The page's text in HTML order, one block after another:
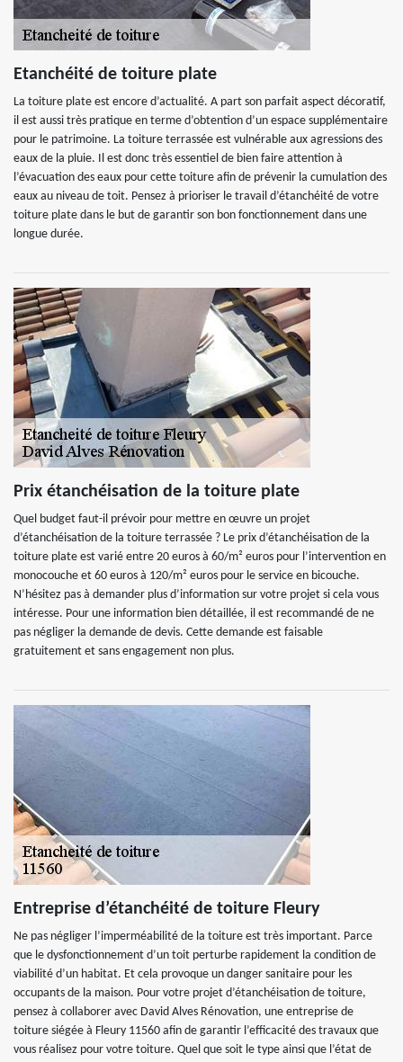
Etanchéité de toiture plate
La toiture plate est encore d’actualité. A part son parfait aspect décoratif,
il est aussi très pratique en terme d’obtention d’un espace supplémentaire
pour le patrimoine. La toiture terrassée est vulnérable aux agressions des
eaux de la pluie. Il est donc très essentiel de bien faire attention à
l’évacuation des eaux pour cette toiture afin de prévenir la cumulation des
eaux au niveau de toit. Pensez à prioriser le travail d’étanchéité de votre
toiture plate dans le but de garantir son bon fonctionnement dans une
longue durée.
Prix étanchéisation de la toiture plate
Quel budget faut-il prévoir pour mettre en œuvre un projet
d’étanchéisation de la toiture terrassée ? Le prix d’étanchéisation de la
toiture plate est varié entre 20 euros à 60/m² euros pour l’intervention en
monocouche et 60 euros à 120/m² euros pour le service en bicouche.
N’hésitez pas à demander plus d’information sur votre projet si cela vous
intéresse. Pour une information bien détaillée, il est recommandé de ne
pas négliger la demande de devis. Cette demande est faisable
gratuitement et sans engagement non plus.
Entreprise d’étanchéité de toiture Fleury
Ne pas négliger l’imperméabilité de la toiture est très important. Parce
que le dysfonctionnement d’un toit perturbe rapidement la condition de
viabilité d’un habitat. Et cela provoque un danger sanitaire pour les
occupants de la maison. Pour votre projet d’étanchéisation de toiture,
pensez à collaborer avec David Alves Rénovation, une entreprise de
toiture siégée à Fleury 11560 afin de garantir l’efficacité des travaux que
vous réalisez pour votre toiture. Quel que soit le type ainsi que l’état de